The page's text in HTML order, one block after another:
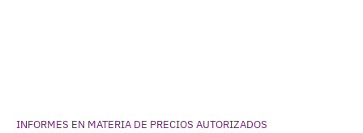
INFORMES EN MATERIA DE PRECIOS AUTORIZADOS